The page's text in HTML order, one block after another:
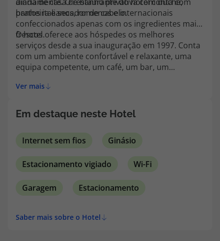
topatlantico@topatlantico.com
banheira e secador de cabelo.
pratos italianos, romenos e internacionais
confeccionados apenas com os ingredientes mais
frescos.
O hotel oferece aos hóspedes os melhores
serviços desde a sua inauguração em 1997. Conta
com um ambiente confortável e relaxante, uma
equipa competente, um café, um bar, um
instalações para conferências. O hotel dispõe de
especialmente concebidos para proporcionar
conforto aos hóspedes. As facilidades deste
entrada com recepção e serviço de check-out sob
bengaleiro, acesso à Internet sem fios, serviços de
estacionamento.
Ver mais
Em destaque neste Hotel
Internet sem fios Ginásio
Estacionamento vigiado Wi-Fi
Garagem Estacionamento
Saber mais sobre o Hotel